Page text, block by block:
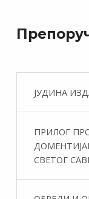
ЈУДИНА
ПРИЛОГ
СВЕТОГ